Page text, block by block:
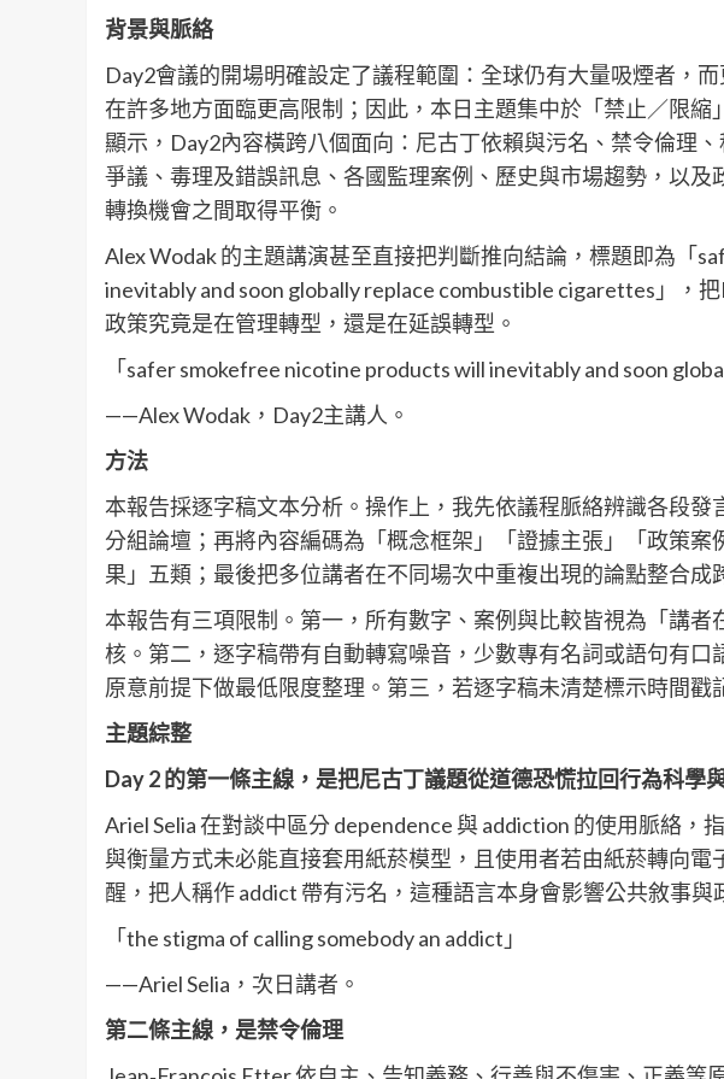
背景與脈絡
Day2會議的開場明確設定了議程範圍：全球仍有大量吸煙者，
在許多地方面臨更高限制；因此，本日主題集中於「禁止／限
顯示，Day2內容橫跨八個面向：尼古丁依賴與污名、禁令倫理
爭議、毒理及錯誤訊息、各國監理案例、歷史與市場趨勢，以及
轉換機會之間取得平衡。
Alex Wodak 的主題講演甚至直接把判斷推向結論，標題即為「
inevitably and soon globally replace combustible cigarettes」，
政策究竟是在管理轉型，還是在延誤轉型。
「safer smokefree nicotine products will inevitably and soon
——Alex Wodak，Day2主講人。
方法
本報告採逐字稿文本分析。操作上，我先依議程脈絡辨識各段
分組論壇；再將內容編碼為「概念框架」「證據主張」「政策
果」五類；最後把多位講者在不同場次中重複出現的論點整合成
本報告有三項限制。第一，所有數字、案例與比較皆視為「講
核。第二，逐字稿帶有自動轉寫噪音，少數專有名詞或語句有口
原意前提下做最低限度整理。第三，若逐字稿未清楚標示時間戳
主題綜整
Day 2的第一條主線，是把尼古丁議題從道德恐慌拉回行為科學
Ariel Selia 在對談中區分 dependence 與 addiction 的使用脈絡，
與衡量方式未必能直接套用紙菸模型，且使用者若由紙菸轉向電
醒，把人稱作 addict 帶有污名，這種語言本身會影響公共敘事與
「the stigma of calling somebody an addict」
——Ariel Selia，次日講者。
第二條主線，是禁令倫理